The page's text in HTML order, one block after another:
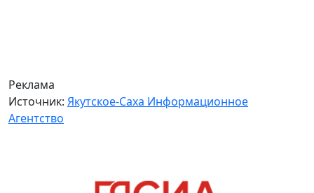
Реклама
Источник: Якутское-Саха Информационное
Агентство